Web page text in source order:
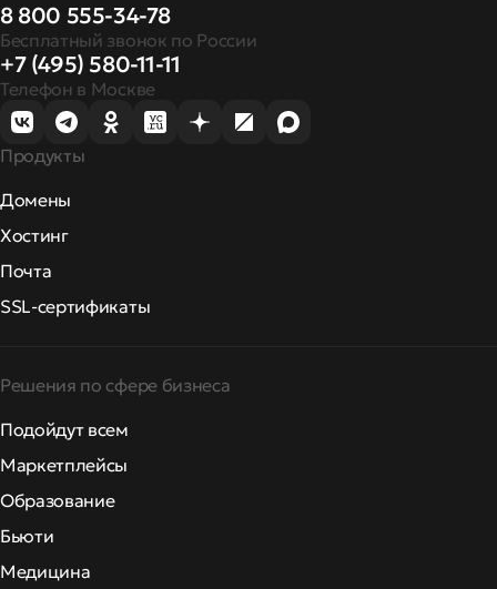
8 800 555-34-78
Бесплатный звонок по России
+7 (495) 580-11-11
Телефон в Москве
Продукты
Домены
Хостинг
Почта
SSL-сертификаты
Решения по сфере бизнеса
Подойдут всем
Маркетплейсы
Образование
Бьюти
Медицина